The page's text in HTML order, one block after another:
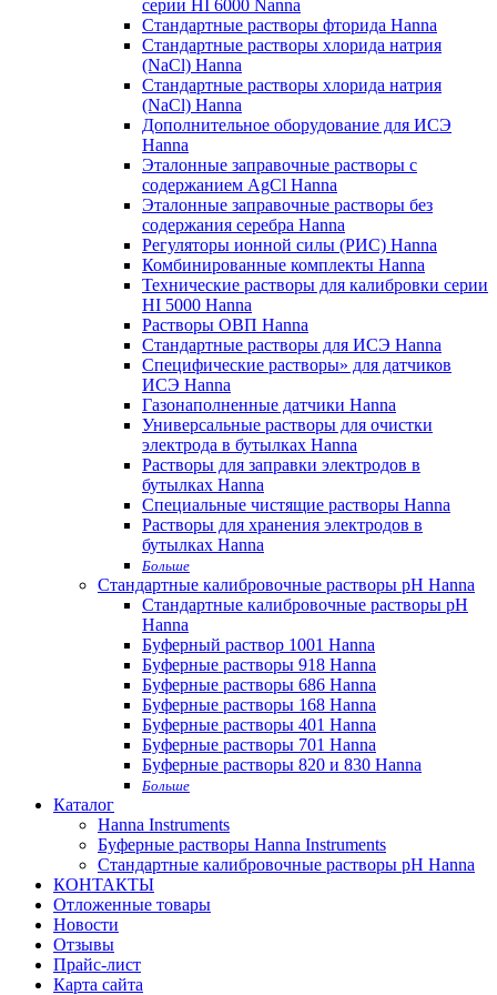
серии HI 6000 Nanna
Стандартные растворы фторида Hanna
Стандартные растворы хлорида натрия
(NaCl) Hanna
Стандартные растворы хлорида натрия
(NaCl) Hanna
Дополнительное оборудование для ИСЭ
Hanna
Эталонные заправочные растворы с
содержанием AgCl Hanna
Эталонные заправочные растворы без
содержания серебра Hanna
Регуляторы ионной силы (РИС) Hanna
Комбинированные комплекты Hanna
Технические растворы для калибровки серии
HI 5000 Hanna
Растворы ОВП Hanna
Стандартные растворы для ИСЭ Hanna
Специфические растворы» для датчиков
ИСЭ Hanna
Газонаполненные датчики Hanna
Универсальные растворы для очистки
электрода в бутылках Hanna
Растворы для заправки электродов в
бутылках Hanna
Специальные чистящие растворы Hanna
Растворы для хранения электродов в
бутылках Hanna
Больше
Стандартные калибровочные растворы pH Hanna
Стандартные калибровочные растворы pH
Hanna
Буферный раствор 1001 Hanna
Буферные растворы 918 Hanna
Буферные растворы 686 Hanna
Буферные растворы 168 Hanna
Буферные растворы 401 Hanna
Буферные растворы 701 Hanna
Буферные растворы 820 и 830 Hanna
Больше
Каталог
Hanna Instruments
Буферные растворы Hanna Instruments
Стандартные калибровочные растворы pH Hanna
КОНТАКТЫ
Отложенные товары
Новости
Отзывы
Прайс-лист
Карта сайта